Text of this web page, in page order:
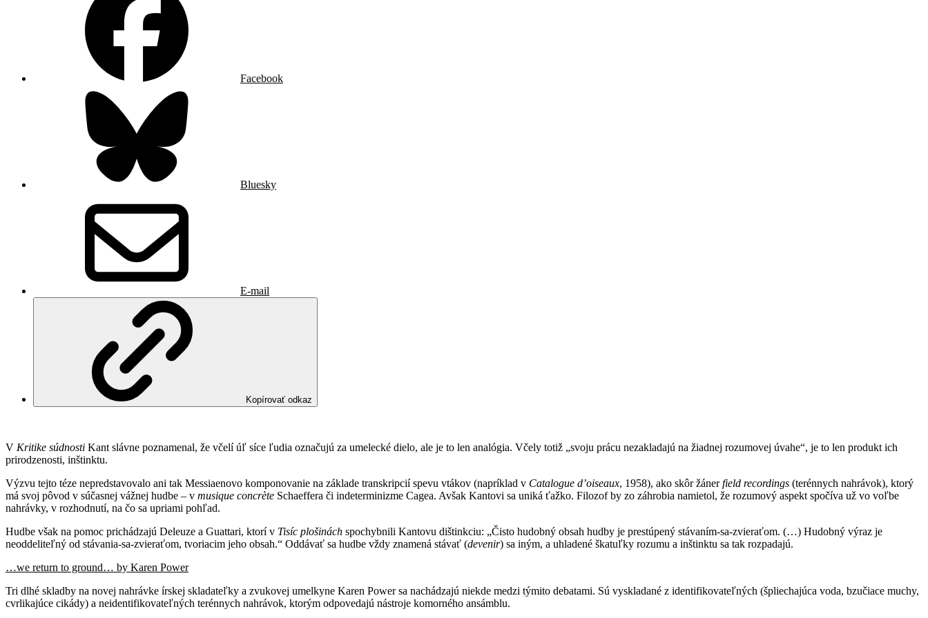
Facebook
Bluesky
E-mail
Kopírovať odkaz
V Kritike súdnosti Kant slávne poznamenal, že včelí úľ síce ľudia označujú za umelecké dielo, ale je to len analógia. Včely totiž „svoju prácu nezakladajú na žiadnej rozumovej úvahe“, je to len produkt ich
prirodzenosti, inštinktu.
Výzvu tejto téze nepredstavovalo ani tak Messiaenovo komponovanie na základe transkripcií spevu vtákov (napríklad v Catalogue d’oiseaux, 1958), ako skôr žánerfield recordings (terénnych nahrávok), ktorý
má svoj pôvod v súčasnej vážnej hudbe – v musique concrète Schaeffera či indeterminizme Cagea. Avšak Kantovi sa uniká ťažko. Filozof by zo záhrobia namietol, že rozumový aspekt spočíva už vo voľbe
nahrávky, v rozhodnutí, na čo sa upriami pohľad.
Hudbe však na pomoc prichádzajú Deleuze a Guattari, ktorí v Tisíc plošinách spochybnili Kantovu dištinkciu: „Čisto hudobný obsah hudby je prestúpený stávaním-sa-zvieraťom. (…) Hudobný výraz je
neoddeliteľný od stávania-sa-zvieraťom, tvoriacim jeho obsah.“ Oddávať sa hudbe vždy znamená stávať (devenir) sa iným, a uhladené škatuľky rozumu a inštinktu sa tak rozpadajú.
…we return to ground… by Karen Power
Tri dlhé skladby na novej nahrávke írskej skladateľky a zvukovej umelkyne Karen Power sa nachádzajú niekde medzi týmito debatami. Sú vyskladané z identifikovateľných (špliechajúca voda, bzučiace muchy,
cvrlikajúce cikády) a neidentifikovateľných terénnych nahrávok, ktorým odpovedajú nástroje komorného ansámblu.